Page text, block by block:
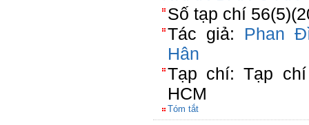
Số tạp chí
Tác giả: Phan
Hân
Tạp chí: Tạp
HCM
Tóm tắt